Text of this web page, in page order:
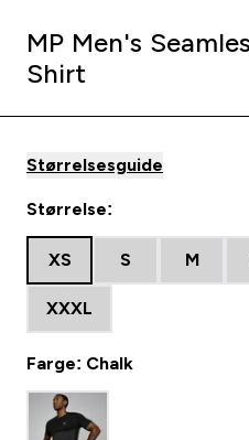
MP Men's
Shirt
Størrelsesguide
Størrelse:
XS S M
XXXL
Farge: Chalk